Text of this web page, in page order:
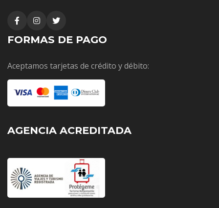
FORMAS DE PAGO
Aceptamos tarjetas de crédito y débito:
AGENCIA ACREDITADA